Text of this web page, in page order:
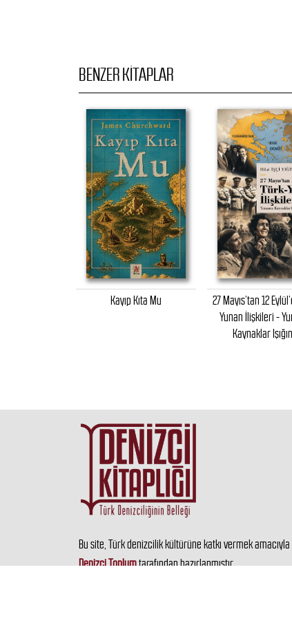
BENZER KITAPLAR
Kayıp Kıta Mu
27 Mayıs’tan 12
Yunan İlişkileri -
Kaynaklar
Bu site, Türk denizcilik kültürüne katkı vermek amacıyla
Denizci Toplumtarafından hazırlanmıştır.